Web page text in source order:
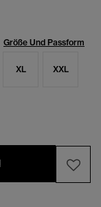
Größe Und Passform
XL XXL